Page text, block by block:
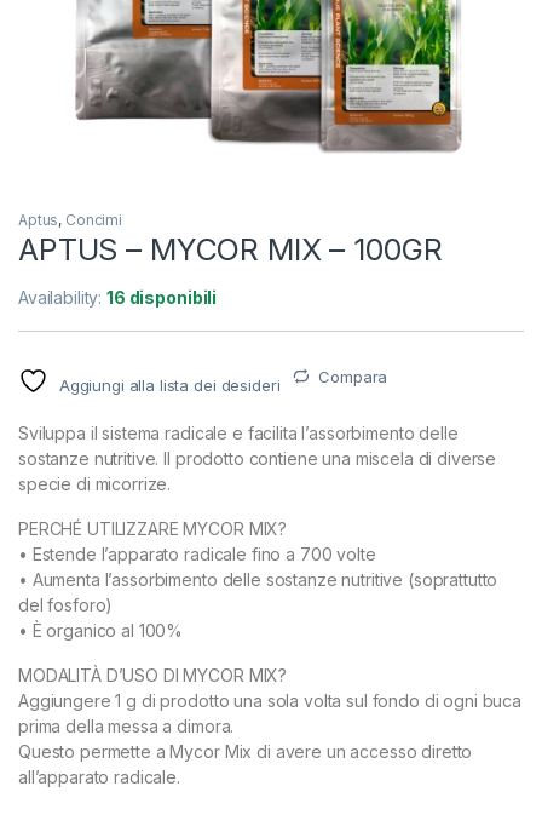
Aptus, Concimi
APTUS – MYCOR MIX – 100GR
Availability:16 disponibili
Aggiungi alla lista dei desideri Compara
Sviluppa il sistema radicale e facilita l’assorbimento delle
sostanze nutritive. Il prodotto contiene una miscela di diverse
specie di micorrize.
PERCHÉ UTILIZZARE MYCOR MIX?
• Estende l’apparato radicale fino a 700 volte
• Aumenta l’assorbimento delle sostanze nutritive (soprattutto
del fosforo)
• È organico al 100%
MODALITÀ D’USO DI MYCOR MIX?
Aggiungere 1 g di prodotto una sola volta sul fondo di ogni buca
prima della messa a dimora.
Questo permette a Mycor Mix di avere un accesso diretto
all’apparato radicale.